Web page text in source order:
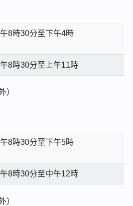
午8時30分至下午4時
午8時30分至上午11時
）
午8時30分至下午5時
午8時30分至中午12時
）